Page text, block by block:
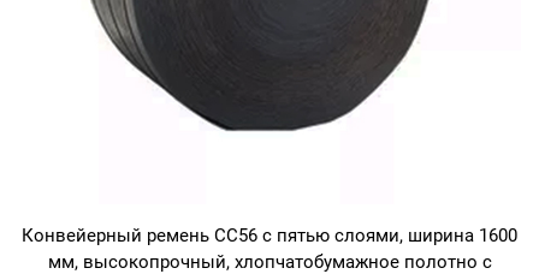
Конвейерный ремень CC56 с пятью слоями, ширина 1600
мм, высокопрочный, хлопчатобумажное полотно с